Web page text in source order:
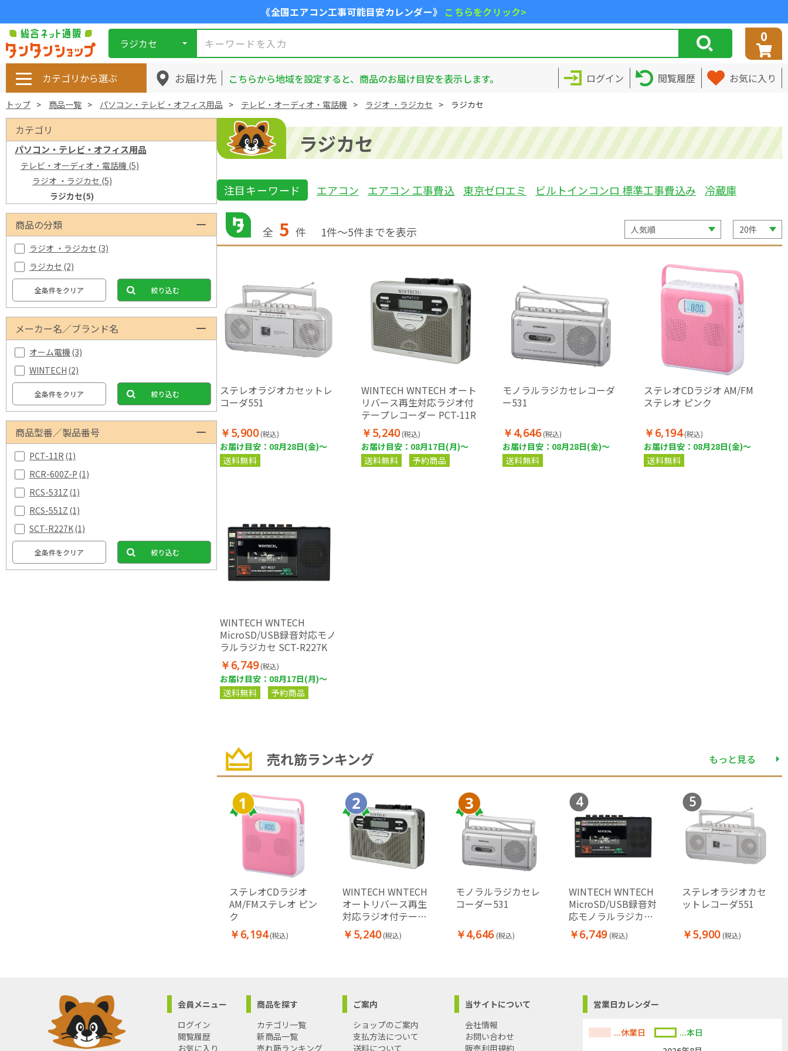
《全国エアコン工事可能目安カレンダー》 こちらをクリック>
ラジカセ 0
カテゴリから選ぶ お届け先 こちらから地域を設定すると、商品のお届け目安を表示します。 ログイン 閲覧履歴 お気に入り
トップ 商品一覧 パソコン・テレビ・オフィス用品 テレビ・オーディオ・電話機 ラジオ ・ラジカセ ラジカセ
カテゴリ
パソコン・テレビ・オフィス用品
テレビ・オーディオ・電話機 (5)
ラジオ ・ラジカセ (5)
ラジカセ(5)
商品の分類
ラジオ ・ラジカセ (3)
ラジカセ (2)
全条件をクリア 絞り込む
メーカー名／ブランド名
オーム電機 (3)
WINTECH (2)
全条件をクリア 絞り込む
商品型番／製品番号
PCT-11R (1)
RCR-600Z-P (1)
RCS-531Z (1)
RCS-551Z (1)
SCT-R227K(1)
全条件をクリア 絞り込む
ラジカセ
注目キーワード エアコン エアコン 工事費込 東京ゼロエミ ビルトインコンロ 標準工事費込み 冷蔵庫
全 5 件 1件〜5件までを表示
ステレオラジオカセットレ
コーダ551
￥5,900 (税込)
お届け目安：08月28日(金)～
送料無料
WINTECH WNTECH オート
リバース再生対応ラジオ付
テープレコーダー PCT-11R
￥5,240 (税込)
お届け目安：08月17日(月)～
送料無料
予約商品
モノラルラジカセレコーダ
ー531
￥4,646 (税込)
お届け目安：08月28日(金)～
送料無料
ステレオCDラジオ AM/FM
ステレオ ピンク
￥6,194 (税込)
お届け目安：08月28日(金)～
送料無料
WINTECH WNTECH
MicroSD/USB録音対応モノ
ラルラジカセ SCT-R227K
￥6,749 (税込)
お届け目安：08月17日(月)～
送料無料
予約商品
売れ筋ランキング もっと見る
ステレオCDラジオ
AM/FMステレオ ピン
ク
￥6,194 (税込)
WINTECH WNTECH
オートリバース再生
対応ラジオ付テープ
レコーダー PCT-11R
￥5,240 (税込)
モノラルラジカセレ
コーダー531
￥4,646 (税込)
4
WINTECH WNTECH
MicroSD/USB録音対
応モノラルラジカセ
SCT-R227K
￥6,749 (税込)
5
ステレオラジオカセ
ットレコーダ551
￥5,900 (税込)
会員メニュー
ログイン
閲覧履歴
お気に入り
商品を探す
カテゴリ一覧
新商品一覧
売れ筋ランキング
ご案内
ショップのご案内
支払方法について
送料について
当サイトについて
会社情報
お問い合わせ
販売利用規約
営業日カレンダー
...休業日
...本日